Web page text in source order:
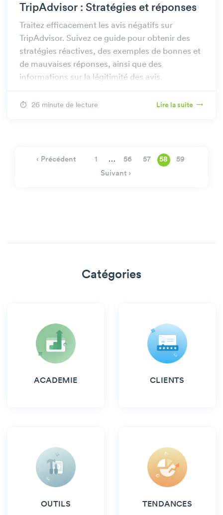
TripAdvisor : Stratégies et réponses
Traitez efficacement les avis négatifs sur
TripAdvisor. Suivez ce guide pour obtenir des
stratégies réactives, des exemples de bonnes et
de mauvaises réponses, ainsi que des
informations sur la légitimité des avis.
26 minute de lecture Lire la suite
‹ Précédent 1 … 56 57 58 59
Suivant ›
Catégories
ACADEMIE CLIENTS
OUTILS TENDANCES